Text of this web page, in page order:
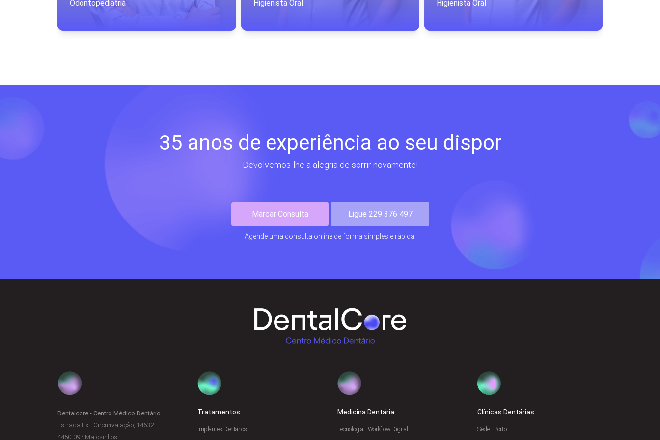
Odontopediatria Higienista Oral Higienista Oral
35 anos de experiência ao seu dispor
Devolvemos-lhe a alegria de sorrir novamente!
Marcar Consulta Ligue 229 376 497
Agende uma consulta online de forma simples e rápida!
Dentalcore - Centro Médico Dentário
Estrada Ext. Circunvalação, 14632
4450-097 Matosinhos
Tratamentos
Implantes Dentários
Medicina Dentária
Tecnologia - Workflow Digital
Clínicas Dentárias
Sede - Porto